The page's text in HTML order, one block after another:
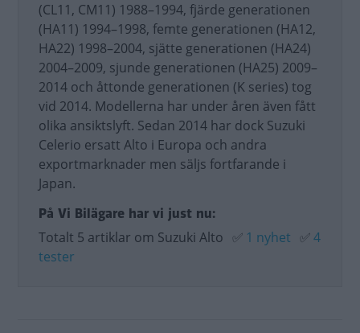
(CL11, CM11) 1988–1994, fjärde generationen
(HA11) 1994–1998, femte generationen (HA12,
HA22) 1998–2004, sjätte generationen (HA24)
2004–2009, sjunde generationen (HA25) 2009–
2014 och åttonde generationen (K series) tog
vid 2014. Modellerna har under åren även fått
olika ansiktslyft. Sedan 2014 har dock Suzuki
Celerio ersatt Alto i Europa och andra
exportmarknader men säljs fortfarande i
Japan.
På Vi Bilägare har vi just nu:
Totalt 5 artiklar om Suzuki Alto ✅ 1 nyhet ✅4
tester